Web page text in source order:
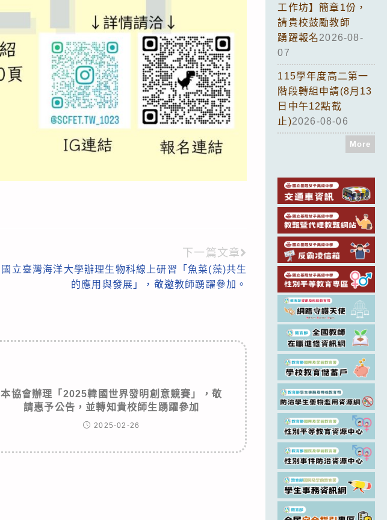
下一篇文章
國立臺灣海洋大學辦理生物科線上研習「魚菜(藻)共生
的應用與發展」，敬邀教師踴躍參加。
本協會辦理「2025韓國世界發明創意競賽」，敬
請惠予公告，並轉知貴校師生踴躍參加
2025-02-26
工作坊】簡章1份，
請貴校鼓勵教師
踴躍報名2026-08-
07
115學年度高二第一
階段轉組申請(8月13
日中午12點截
止)2026-08-06
More